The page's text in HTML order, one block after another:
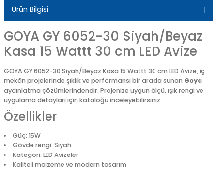
Ürün Bilgisi
GOYA GY 6052-30 Siyah/Beyaz
Kasa 15 Wattt 30 cm LED Avize
GOYA GY 6052-30 Siyah/Beyaz Kasa 15 Wattt 30 cm LED Avize, iç
mekân projelerinde şıklık ve performansı bir arada sunan Goya
aydınlatma çözümlerindendir. Projenize uygun ölçü, ışık rengi ve
uygulama detayları için kataloğu inceleyebilirsiniz.
Özellikler
Güç: 15W
Gövde rengi: Siyah
Kategori: LED Avizeler
Kaliteli malzeme ve modern tasarım